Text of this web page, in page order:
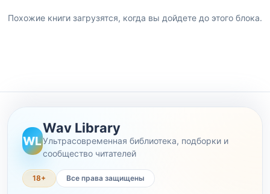
Похожие книги загрузятся, когда вы дойдете до этого блока.
WL
Wav Library
Ультрасовременная библиотека, подборки и
сообщество читателей
18+ Все права защищены